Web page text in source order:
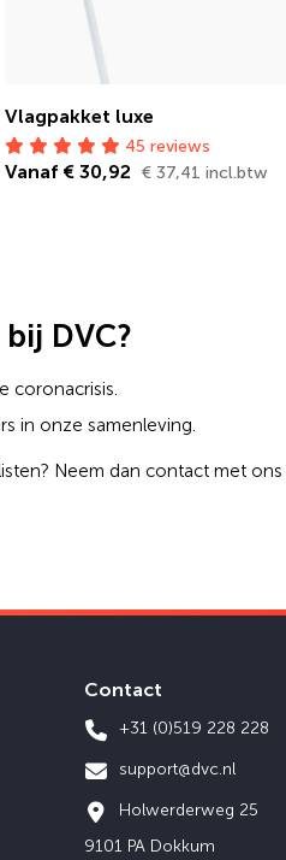
Vlagpakket luxe
45 reviews
Vanaf € 30,92 € 37,41 incl.btw
DVC?
coronacrisis.
in onze samenleving.
Neem dan contact met ons
Contact
+31 (0)519 228 228
support@dvc.nl
Holwerderweg 25
9101 PA Dokkum